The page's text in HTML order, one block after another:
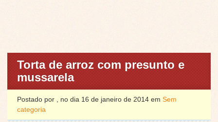
Torta de arroz com presunto e
mussarela
Postado por , no dia 16 de janeiro de 2014 em Sem
categoria